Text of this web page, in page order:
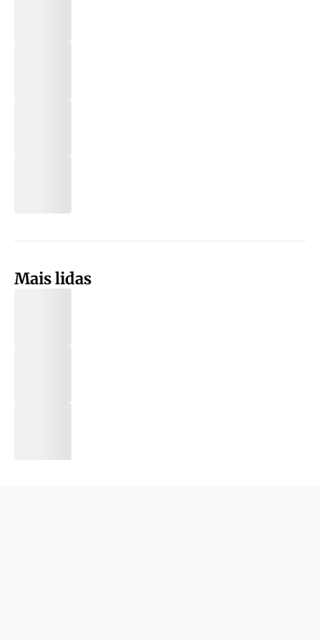
Mais lidas